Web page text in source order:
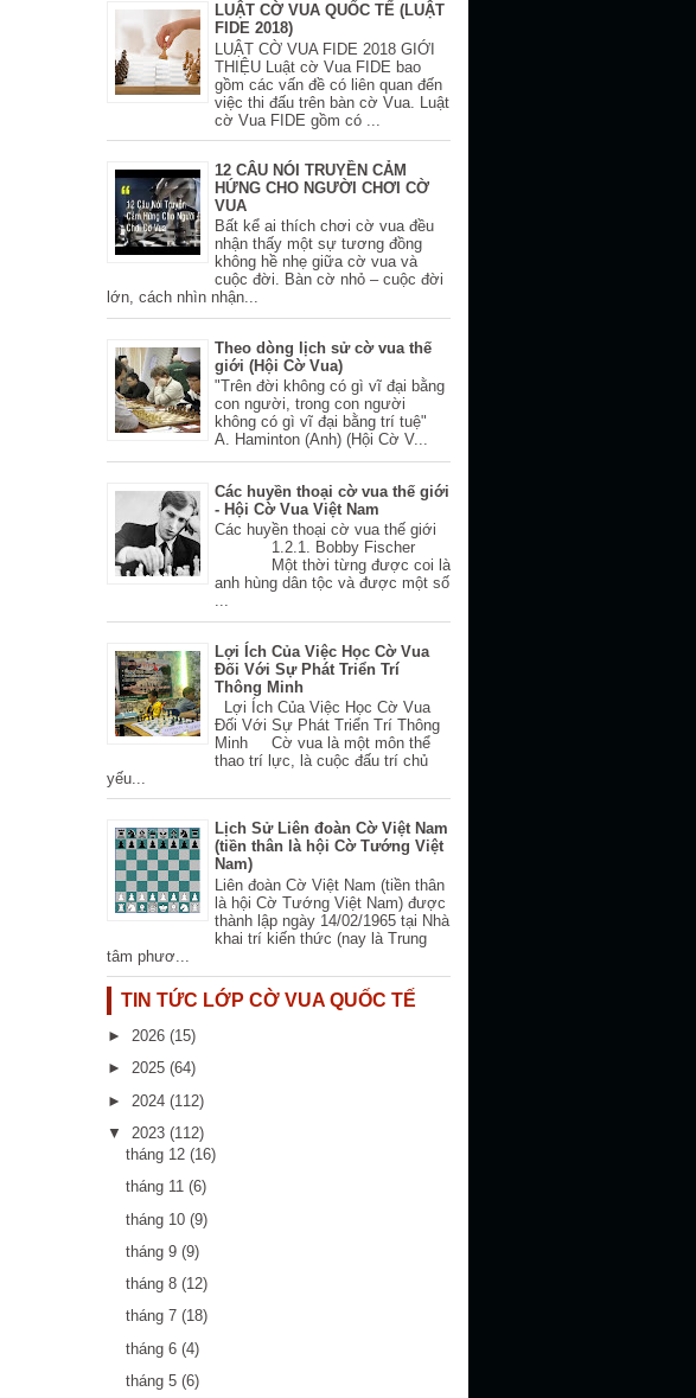
LUẬT CỜ VUA QUỐC TẾ (LUẬT
FIDE 2018)
LUẬT CỜ VUA FIDE 2018 GIỚI
THIỆU Luật cờ Vua FIDE bao
gồm các vấn đề có liên quan đến
việc thi đấu trên bàn cờ Vua. Luật
cờ Vua FIDE gồm có ...
12 CÂU NÓI TRUYỀN CẢM
HỨNG CHO NGƯỜI CHƠI CỜ
VUA
Bất kể ai thích chơi cờ vua đều
nhận thấy một sự tương đồng
không hề nhẹ giữa cờ vua và
cuộc đời. Bàn cờ nhỏ – cuộc đời
lớn, cách nhìn nhận...
Theo dòng lịch sử cờ vua thế
giới (Hội Cờ Vua)
"Trên đời không có gì vĩ đại bằng
con người, trong con người
không có gì vĩ đại bằng trí tuệ"
A. Haminton (Anh) (Hội Cờ V...
Các huyền thoại cờ vua thế giới
- Hội Cờ Vua Việt Nam
Các huyền thoại cờ vua thế giới
1.2.1. Bobby Fischer
Một thời từng được coi là
anh hùng dân tộc và được một số
...
Lợi Ích Của Việc Học Cờ Vua
Đối Với Sự Phát Triển Trí
Thông Minh
Lợi Ích Của Việc Học Cờ Vua
Đối Với Sự Phát Triển Trí Thông
Minh Cờ vua là một môn thể
thao trí lực, là cuộc đấu trí chủ
yếu...
Lịch Sử Liên đoàn Cờ Việt Nam
(tiền thân là hội Cờ Tướng Việt
Nam)
Liên đoàn Cờ Việt Nam (tiền thân
là hội Cờ Tướng Việt Nam) được
thành lập ngày 14/02/1965 tại Nhà
khai trí kiến thức (nay là Trung
tâm phươ...
TIN TỨC LỚP CỜ VUA QUỐC TẾ
► 2026 (15)
► 2025 (64)
► 2024 (112)
▼ 2023 (112)
tháng 12 (16)
tháng 11 (6)
tháng 10 (9)
tháng 9 (9)
tháng 8 (12)
tháng 7 (18)
tháng 6 (4)
tháng 5 (6)